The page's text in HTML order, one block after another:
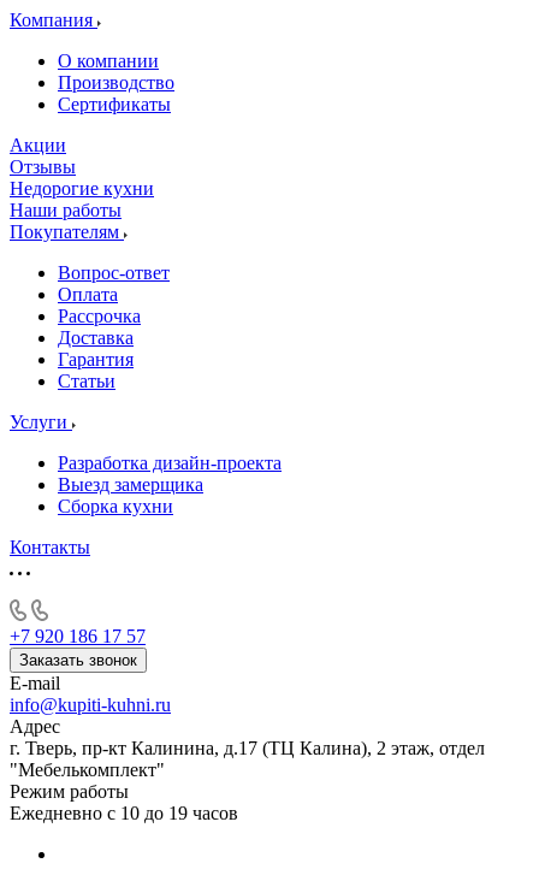
Компания
О компании
Производство
Сертификаты
Акции
Отзывы
Недорогие кухни
Наши работы
Покупателям
Вопрос-ответ
Оплата
Рассрочка
Доставка
Гарантия
Статьи
Услуги
Разработка дизайн-проекта
Выезд замерщика
Сборка кухни
Контакты
+7 920 186 17 57
Заказать звонок
E-mail
info@kupiti-kuhni.ru
Адрес
г. Тверь, пр-кт Калинина, д.17 (ТЦ Калина), 2 этаж, отдел
"Мебелькомплект"
Режим работы
Ежедневно с 10 до 19 часов